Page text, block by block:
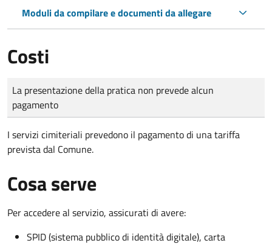
Moduli da compilare e documenti da allegare
Costi
Tipo di pagamento
Importo
La presentazione della pratica non prevede alcun
pagamento
I servizi cimiteriali prevedono il pagamento di una tariffa
prevista dal Comune.
Cosa serve
Per accedere al servizio, assicurati di avere:
SPID (sistema pubblico di identità digitale), carta